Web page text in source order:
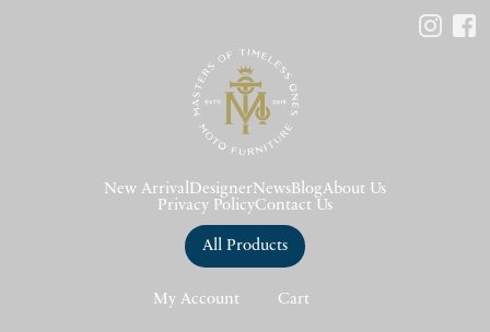
New Arrival DesignerNews BlogAbout Us
Privacy PolicyContact Us
All Products
My Account Cart